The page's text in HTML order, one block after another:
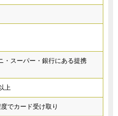
・スーパー・銀行にある提携
上
でカード受け取り